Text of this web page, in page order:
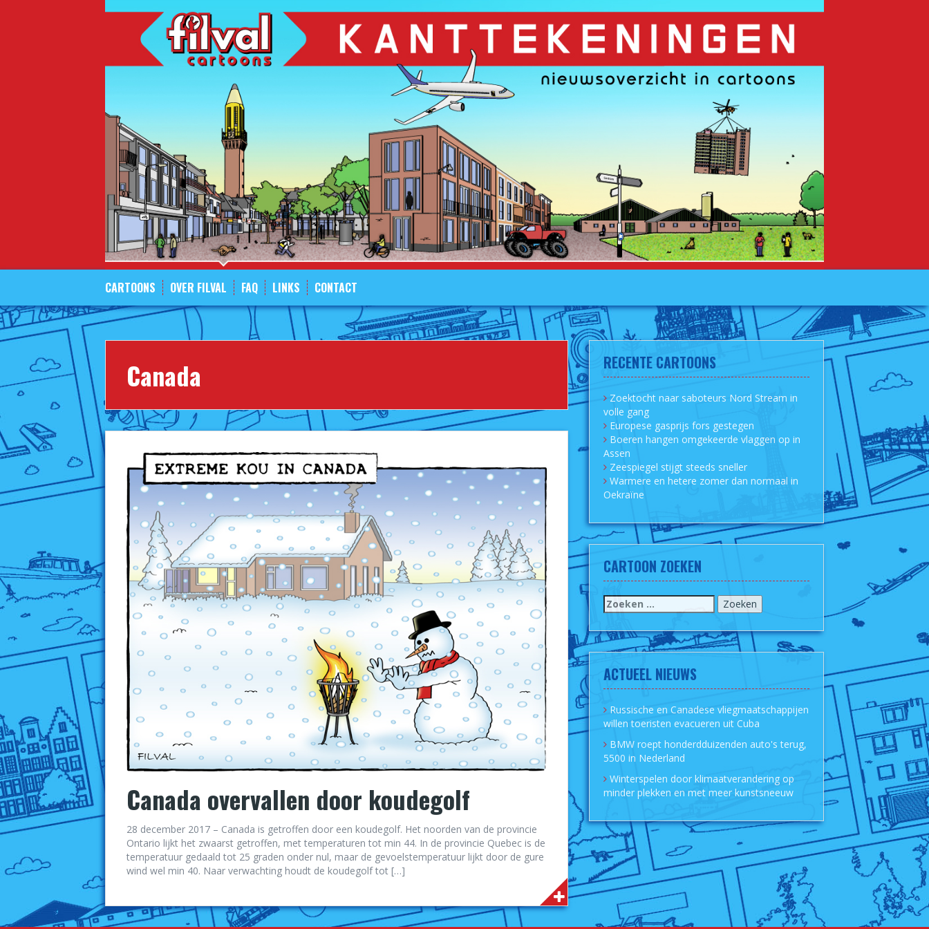
CARTOONS OVER FILVAL FAQ LINKS CONTACT
Canada
Canada overvallen door koudegolf
28 december 2017 – Canada is getroffen door een koudegolf. Het noorden van de provincie
Ontario lijkt het zwaarst getroffen, met temperaturen tot min 44. In de provincie Quebec is de
temperatuur gedaald tot 25 graden onder nul, maar de gevoelstemperatuur lijkt door de gure
wind wel min 40. Naar verwachting houdt de koudegolf tot […]
RECENTE CARTOONS
Zoektocht naar saboteurs Nord Stream in
volle gang
Europese gasprijs fors gestegen
Boeren hangen omgekeerde vlaggen op in
Assen
Zeespiegel stijgt steeds sneller
Warmere en hetere zomer dan normaal in
Oekraïne
CARTOON ZOEKEN
Zoeken
naar:
ACTUEEL NIEUWS
Russische en Canadese vliegmaatschappijen
willen toeristen evacueren uit Cuba
BMW roept honderdduizenden auto's terug,
5500 in Nederland
Winterspelen door klimaatverandering op
minder plekken en met meer kunstsneeuw